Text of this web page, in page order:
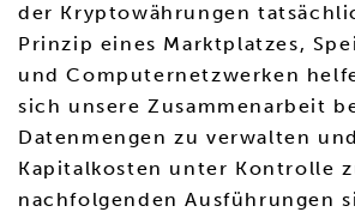
der Kryptowährungen
Prinzip eines Marktplatzes,
und Computernetzwerken
sich unsere Zusammenarbeit
Datenmengen zu verwalten
Kapitalkosten unter Kontrolle
nachfolgenden Ausführungen